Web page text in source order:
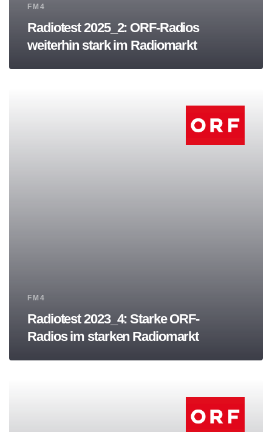
Tags
FM4
Radiotest 2025_2: ORF-Radios
weiterhin stark im Radiomarkt
Tags
FM4
Radiotest 2023_4: Starke ORF-
Radios im starken Radiomarkt